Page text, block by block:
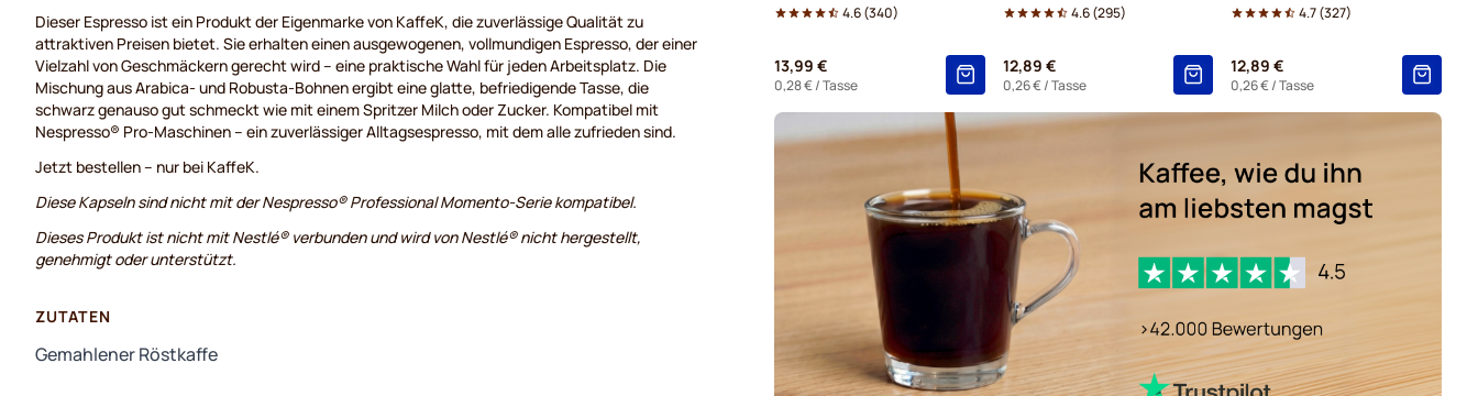
4.6(340)
13,99 €
0,28 €/ Tasse
4.6(295)
12,89 €
0,26 €/ Tasse
4.7(327)
12,89 €
0,26 €/ Tasse
Dieser Espresso ist ein Produkt der Eigenmarke von KaffeK, die zuverlässige Qualität zu
attraktiven Preisen bietet. Sie erhalten einen ausgewogenen, vollmundigen Espresso, der einer
Vielzahl von Geschmäckern gerecht wird – eine praktische Wahl für jeden Arbeitsplatz. Die
Mischung aus Arabica- und Robusta-Bohnen ergibt eine glatte, befriedigende Tasse, die
schwarz genauso gut schmeckt wie mit einem Spritzer Milch oder Zucker. Kompatibel mit
Nespresso® Pro-Maschinen – ein zuverlässiger Alltagsespresso, mit dem alle zufrieden sind.
Jetzt bestellen – nur bei KaffeK.
Diese Kapseln sind nicht mit der Nespresso® Professional Momento-Serie kompatibel.
Dieses Produkt ist nicht mit Nestlé® verbunden und wird von Nestlé® nicht hergestellt,
genehmigt oder unterstützt.
ZUTATEN
Gemahlener Röstkaffe